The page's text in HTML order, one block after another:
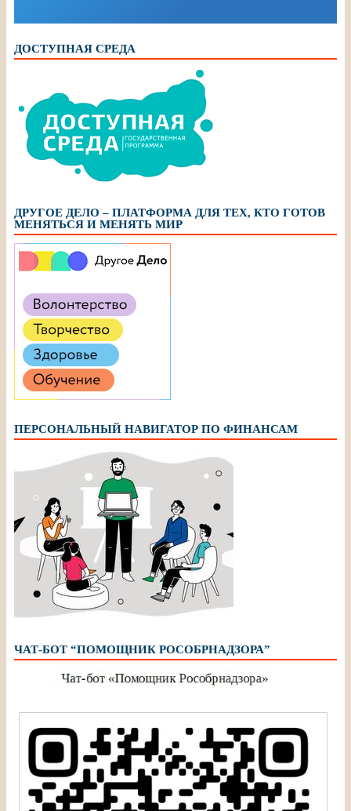
ДОСТУПНАЯ СРЕДА
ДРУГОЕ ДЕЛО – ПЛАТФОРМА ДЛЯ ТЕХ, КТО ГОТОВ
МЕНЯТЬСЯ И МЕНЯТЬ МИР
ПЕРСОНАЛЬНЫЙ НАВИГАТОР ПО ФИНАНСАМ
ЧАТ-БОТ “ПОМОЩНИК РОСОБРНАДЗОРА”